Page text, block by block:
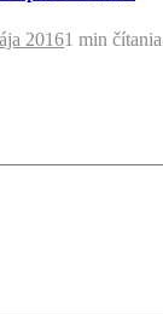
20161 min čítania